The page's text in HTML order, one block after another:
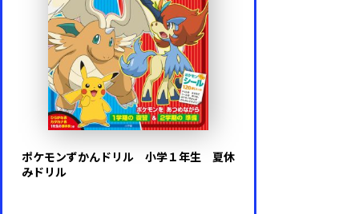
ポケモンずかんドリル 小学１年生 夏休
みドリル